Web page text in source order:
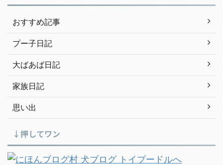
おすすめ記事
プー子日記
大ばあば日記
家族日記
思い出
↓押してワン